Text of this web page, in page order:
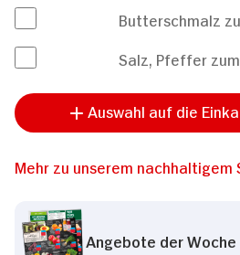
Butterschmalz
Salz, Pfeffer
Auswahl auf die
Mehr zu unserem nachhaltigem
Angebote der